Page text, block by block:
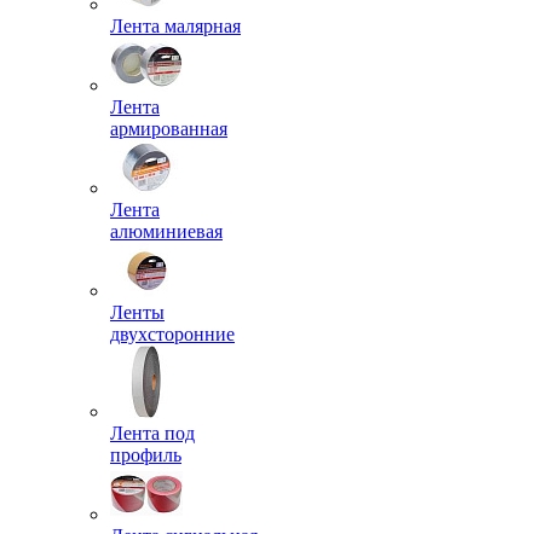
Лента малярная
Лента
армированная
Лента
алюминиевая
Ленты
двухсторонние
Лента под
профиль